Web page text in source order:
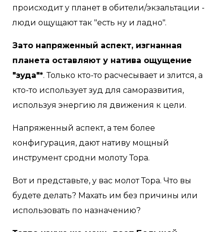
происходит у планет в обители/экзальтации -
люди ощущают так "есть ну и ладно".
Зато напряженный аспект, изгнанная
планета оставляют у натива ощущение
"зуда"*. Только кто-то расчесывает и злится, а
кто-то использует зуд для саморазвития,
используя энергию ля движения к цели.
Напряженный аспект, а тем более
конфигурация, дают нативу мощный
инструмент сродни молоту Тора.
Вот и представьте, у вас молот Тора. Что вы
будете делать? Махать им без причины или
использовать по назначению?